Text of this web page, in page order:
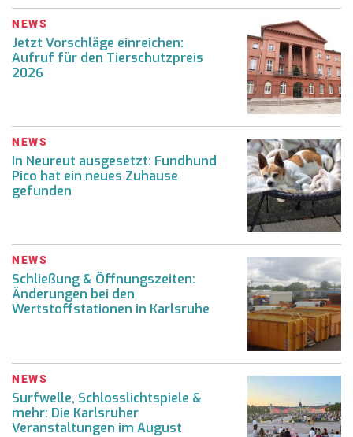
NEWS
Jetzt Vorschläge einreichen:
Aufruf für den Tierschutzpreis
2026
NEWS
In Neureut ausgesetzt: Fundhund
Pico hat ein neues Zuhause
gefunden
NEWS
Schließung & Öffnungszeiten:
Änderungen bei den
Wertstoffstationen in Karlsruhe
NEWS
Surfwelle, Schlosslichtspiele &
mehr: Die Karlsruher
Veranstaltungen im August